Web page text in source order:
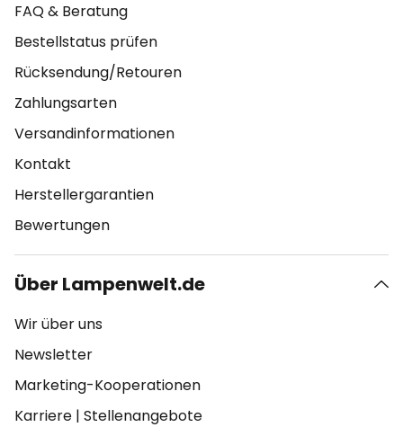
FAQ & Beratung
Bestellstatus prüfen
Rücksendung/Retouren
Zahlungsarten
Versandinformationen
Kontakt
Herstellergarantien
Bewertungen
Über Lampenwelt.de
Wir über uns
Newsletter
Marketing-Kooperationen
Karriere | Stellenangebote